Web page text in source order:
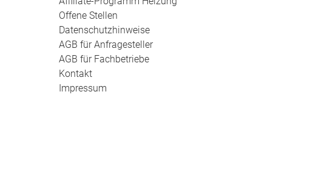
Offene Stellen
Datenschutzhinweise
AGB für Anfragesteller
AGB für Fachbetriebe
Kontakt
Impressum